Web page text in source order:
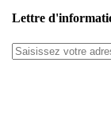
Lettre